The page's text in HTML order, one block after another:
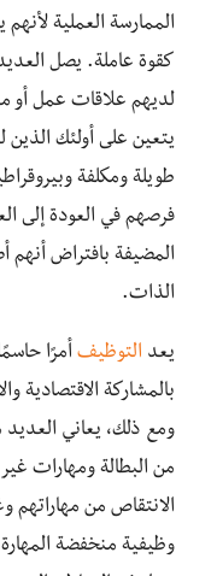
الممارسة العملية
كقوة عاملة. يصل
لديهم علاقات عمل أو
يتعين على أولئك الذين
طويلة ومكلفة
فرصهم في العودة إلى
المضيفة بافتراض أنهم
الذات.
يعد التوظيف أمرًا
بالمشاركة الاقتصادية
ومع ذلك، يعاني
من البطالة ومهارات
الانتقاص من مهاراتهم
وظيفية منخفضة